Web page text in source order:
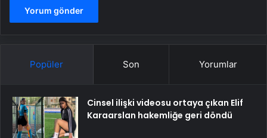
Popüler Son Yorumlar
Cinsel ilişki videosu ortaya çıkan Elif
Karaarslan hakemliğe geri döndü